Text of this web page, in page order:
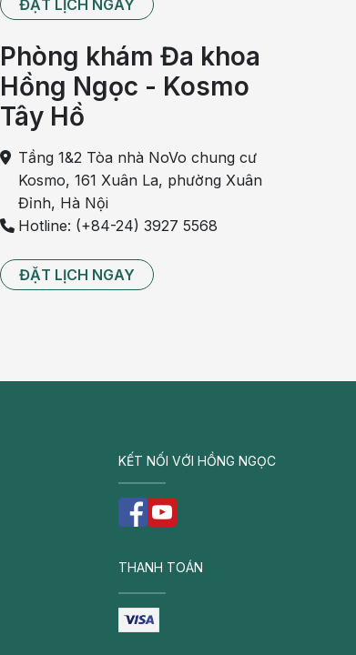
ĐẶT LỊCH NGAY
Phòng khám Đa khoa
Hồng Ngọc - Kosmo
Tây Hồ
Tầng 1&2 Tòa nhà NoVo chung cư
Kosmo, 161 Xuân La, phường Xuân
Đỉnh, Hà Nội
Hotline: (+84-24) 3927 5568
ĐẶT LỊCH NGAY
KẾT NỐI VỚI HỒNG NGỌC
THANH TOÁN